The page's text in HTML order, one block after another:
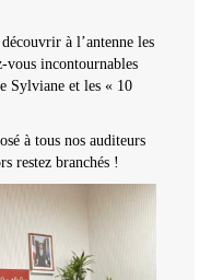
à l’antenne les
vous incontournables
Sylviane et les « 10
à tous nos auditeurs
restez branchés !